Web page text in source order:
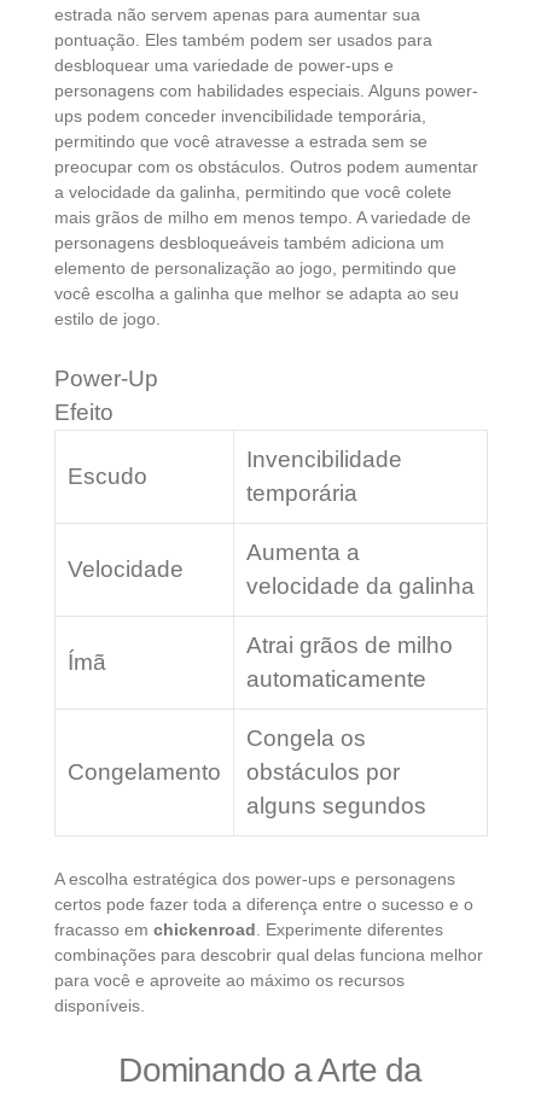
estrada não servem apenas para aumentar sua
pontuação. Eles também podem ser usados para
desbloquear uma variedade de power-ups e
personagens com habilidades especiais. Alguns power-
ups podem conceder invencibilidade temporária,
permitindo que você atravesse a estrada sem se
preocupar com os obstáculos. Outros podem aumentar
a velocidade da galinha, permitindo que você colete
mais grãos de milho em menos tempo. A variedade de
personagens desbloqueáveis também adiciona um
elemento de personalização ao jogo, permitindo que
você escolha a galinha que melhor se adapta ao seu
estilo de jogo.
Power-Up
Efeito
Escudo
Invencibilidade
temporária
Velocidade
Aumenta a
velocidade da galinha
Ímã
Atrai grãos de milho
automaticamente
Congelamento
Congela os
obstáculos por
alguns segundos
A escolha estratégica dos power-ups e personagens
certos pode fazer toda a diferença entre o sucesso e o
fracasso em chickenroad . Experimente diferentes
combinações para descobrir qual delas funciona melhor
para você e aproveite ao máximo os recursos
disponíveis.
Dominando a Arte da